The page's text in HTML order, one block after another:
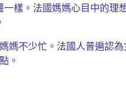
樣。法國媽媽心目中的理
不少忙。法國人普遍認為
。